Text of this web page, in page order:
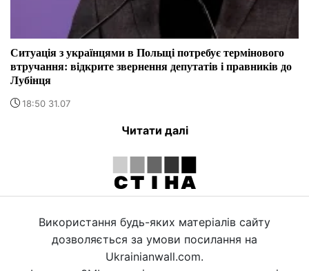
Ситуація з українцями в Польщі потребує термінового
втручання: відкрите звернення депутатів і правників до
Лубінця
18:50 31.07
Читати далі
Використання будь-яких матеріалів сайту
дозволяється за умови посилання на
Ukrainianwall.com.